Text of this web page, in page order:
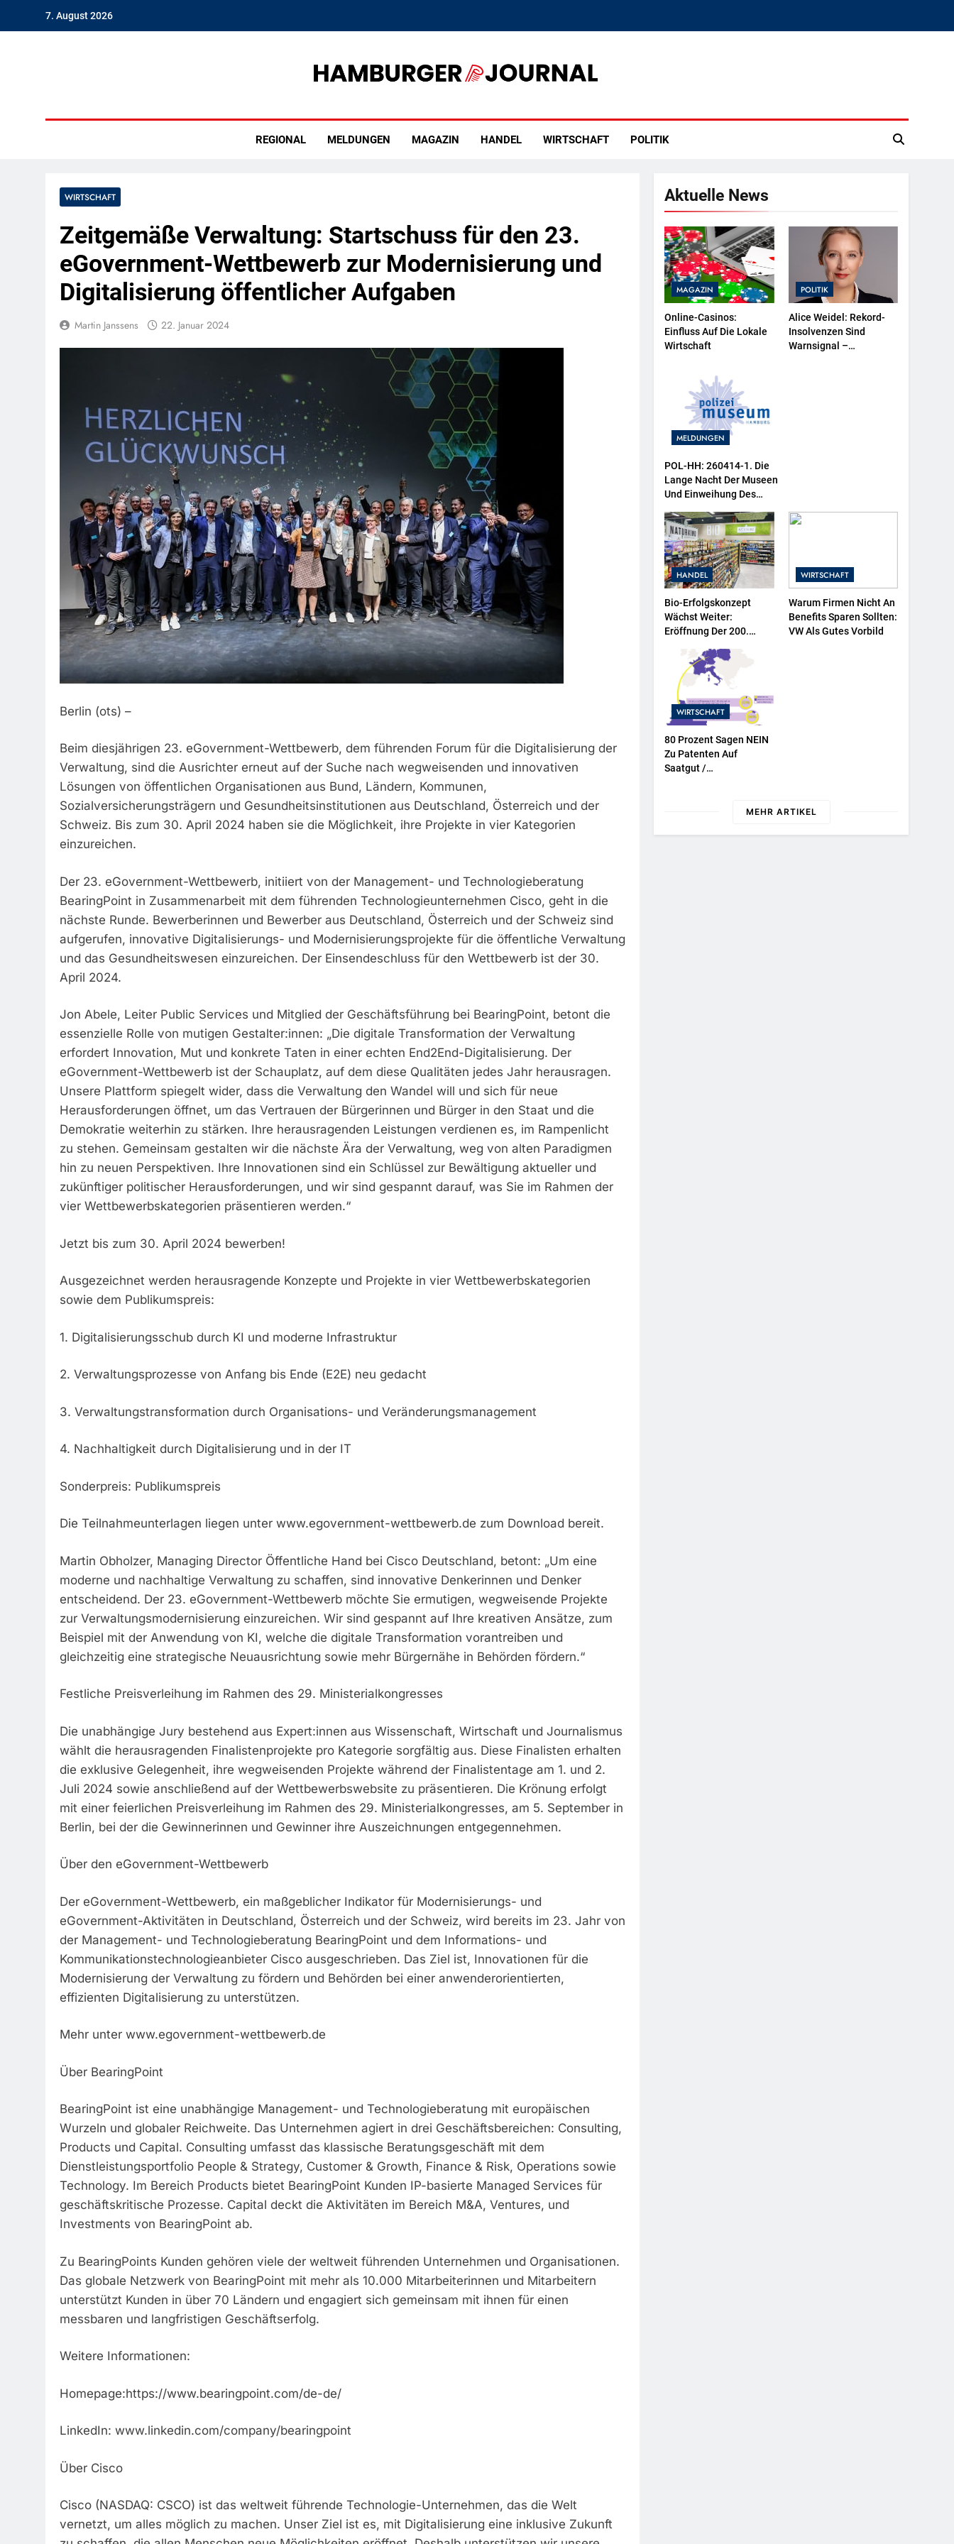
7. August 2026
REGIONAL MELDUNGEN MAGAZIN HANDEL WIRTSCHAFT POLITIK
WIRTSCHAFT
Zeitgemäße Verwaltung: Startschuss für den 23.
eGovernment-Wettbewerb zur Modernisierung und
Digitalisierung öffentlicher Aufgaben
Martin Janssens 22. Januar 2024
Berlin (ots) –
Beim diesjährigen 23. eGovernment-Wettbewerb, dem führenden Forum für die Digitalisierung der
Verwaltung, sind die Ausrichter erneut auf der Suche nach wegweisenden und innovativen
Lösungen von öffentlichen Organisationen aus Bund, Ländern, Kommunen,
Sozialversicherungsträgern und Gesundheitsinstitutionen aus Deutschland, Österreich und der
Schweiz. Bis zum 30. April 2024 haben sie die Möglichkeit, ihre Projekte in vier Kategorien
einzureichen.
Der 23. eGovernment-Wettbewerb, initiiert von der Management- und Technologieberatung
BearingPoint in Zusammenarbeit mit dem führenden Technologieunternehmen Cisco, geht in die
nächste Runde. Bewerberinnen und Bewerber aus Deutschland, Österreich und der Schweiz sind
aufgerufen, innovative Digitalisierungs- und Modernisierungsprojekte für die öffentliche Verwaltung
und das Gesundheitswesen einzureichen. Der Einsendeschluss für den Wettbewerb ist der 30.
April 2024.
Jon Abele, Leiter Public Services und Mitglied der Geschäftsführung bei BearingPoint, betont die
essenzielle Rolle von mutigen Gestalter:innen: „Die digitale Transformation der Verwaltung
erfordert Innovation, Mut und konkrete Taten in einer echten End2End-Digitalisierung. Der
eGovernment-Wettbewerb ist der Schauplatz, auf dem diese Qualitäten jedes Jahr herausragen.
Unsere Plattform spiegelt wider, dass die Verwaltung den Wandel will und sich für neue
Herausforderungen öffnet, um das Vertrauen der Bürgerinnen und Bürger in den Staat und die
Demokratie weiterhin zu stärken. Ihre herausragenden Leistungen verdienen es, im Rampenlicht
zu stehen. Gemeinsam gestalten wir die nächste Ära der Verwaltung, weg von alten Paradigmen
hin zu neuen Perspektiven. Ihre Innovationen sind ein Schlüssel zur Bewältigung aktueller und
zukünftiger politischer Herausforderungen, und wir sind gespannt darauf, was Sie im Rahmen der
vier Wettbewerbskategorien präsentieren werden.“
Jetzt bis zum 30. April 2024 bewerben!
Ausgezeichnet werden herausragende Konzepte und Projekte in vier Wettbewerbskategorien
sowie dem Publikumspreis:
1. Digitalisierungsschub durch KI und moderne Infrastruktur
2. Verwaltungsprozesse von Anfang bis Ende (E2E) neu gedacht
3. Verwaltungstransformation durch Organisations- und Veränderungsmanagement
4. Nachhaltigkeit durch Digitalisierung und in der IT
Sonderpreis: Publikumspreis
Die Teilnahmeunterlagen liegen unter www.egovernment-wettbewerb.de zum Download bereit.
Martin Obholzer, Managing Director Öffentliche Hand bei Cisco Deutschland, betont: „Um eine
moderne und nachhaltige Verwaltung zu schaffen, sind innovative Denkerinnen und Denker
entscheidend. Der 23. eGovernment-Wettbewerb möchte Sie ermutigen, wegweisende Projekte
zur Verwaltungsmodernisierung einzureichen. Wir sind gespannt auf Ihre kreativen Ansätze, zum
Beispiel mit der Anwendung von KI, welche die digitale Transformation vorantreiben und
gleichzeitig eine strategische Neuausrichtung sowie mehr Bürgernähe in Behörden fördern.“
Festliche Preisverleihung im Rahmen des 29. Ministerialkongresses
Die unabhängige Jury bestehend aus Expert:innen aus Wissenschaft, Wirtschaft und Journalismus
wählt die herausragenden Finalistenprojekte pro Kategorie sorgfältig aus. Diese Finalisten erhalten
die exklusive Gelegenheit, ihre wegweisenden Projekte während der Finalistentage am 1. und 2.
Juli 2024 sowie anschließend auf der Wettbewerbswebsite zu präsentieren. Die Krönung erfolgt
mit einer feierlichen Preisverleihung im Rahmen des 29. Ministerialkongresses, am 5. September in
Berlin, bei der die Gewinnerinnen und Gewinner ihre Auszeichnungen entgegennehmen.
Über den eGovernment-Wettbewerb
Der eGovernment-Wettbewerb, ein maßgeblicher Indikator für Modernisierungs- und
eGovernment-Aktivitäten in Deutschland, Österreich und der Schweiz, wird bereits im 23. Jahr von
der Management- und Technologieberatung BearingPoint und dem Informations- und
Kommunikationstechnologieanbieter Cisco ausgeschrieben. Das Ziel ist, Innovationen für die
Modernisierung der Verwaltung zu fördern und Behörden bei einer anwenderorientierten,
effizienten Digitalisierung zu unterstützen.
Mehr unter www.egovernment-wettbewerb.de
Über BearingPoint
BearingPoint ist eine unabhängige Management- und Technologieberatung mit europäischen
Wurzeln und globaler Reichweite. Das Unternehmen agiert in drei Geschäftsbereichen: Consulting,
Products und Capital. Consulting umfasst das klassische Beratungsgeschäft mit dem
Dienstleistungsportfolio People & Strategy, Customer & Growth, Finance & Risk, Operations sowie
Technology. Im Bereich Products bietet BearingPoint Kunden IP-basierte Managed Services für
geschäftskritische Prozesse. Capital deckt die Aktivitäten im Bereich M&A, Ventures, und
Investments von BearingPoint ab.
Zu BearingPoints Kunden gehören viele der weltweit führenden Unternehmen und Organisationen.
Das globale Netzwerk von BearingPoint mit mehr als 10.000 Mitarbeiterinnen und Mitarbeitern
unterstützt Kunden in über 70 Ländern und engagiert sich gemeinsam mit ihnen für einen
messbaren und langfristigen Geschäftserfolg.
Weitere Informationen:
Homepage:https://www.bearingpoint.com/de-de/
LinkedIn: www.linkedin.com/company/bearingpoint
Über Cisco
Cisco (NASDAQ: CSCO) ist das weltweit führende Technologie-Unternehmen, das die Welt
vernetzt, um alles möglich zu machen. Unser Ziel ist es, mit Digitalisierung eine inklusive Zukunft
Aktuelle News
MAGAZIN
Online-Casinos:
Einfluss Auf Die Lokale
Wirtschaft
POLITIK
Alice Weidel: Rekord-
Insolvenzen Sind
Warnsignal –
MELDUNGEN
POL-HH: 260414-1. Die
Lange Nacht Der Museen
Und Einweihung Des
Sowie Neuer
Ausstellungsbereiche Im
Polizeimuseum Hamburg
HANDEL
Bio-Erfolgskonzept
Wächst Weiter:
Eröffnung Der 200.
EDEKA
WIRTSCHAFT
Warum Firmen Nicht An
Benefits Sparen Sollten:
VW Als Gutes Vorbild
WIRTSCHAFT
80 Prozent Sagen NEIN
Zu Patenten Auf
Saatgut /
MEHR ARTIKEL